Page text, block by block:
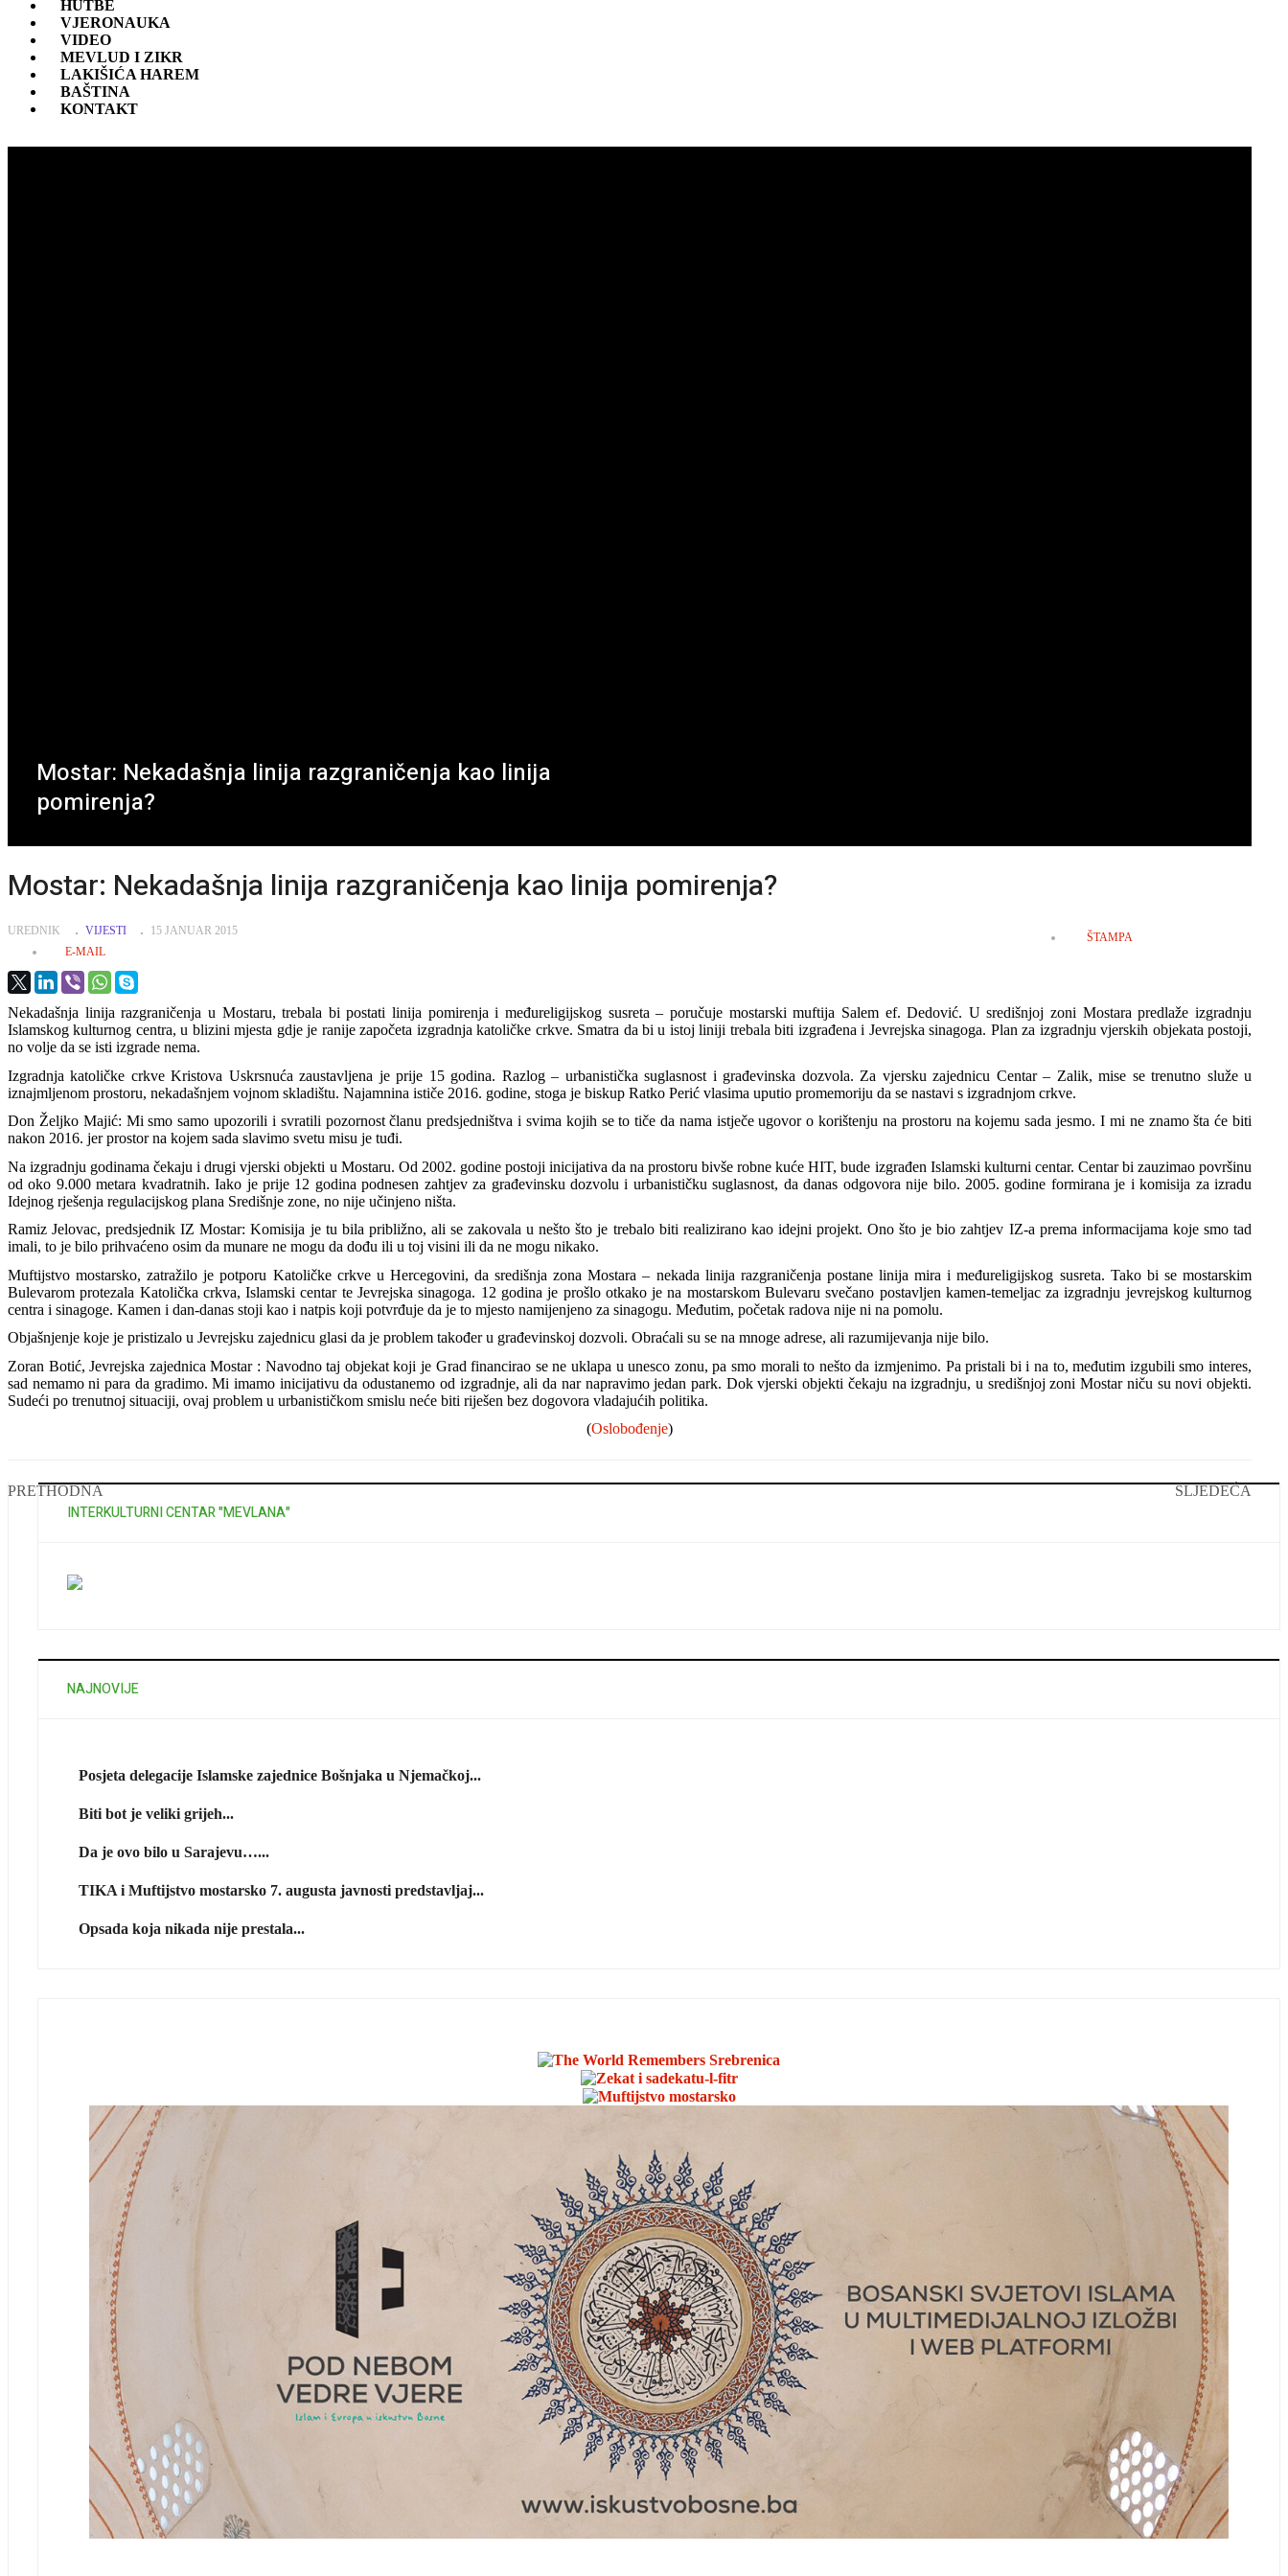
HUTBE
VJERONAUKA
VIDEO
MEVLUD I ZIKR
LAKIŠIĆA HAREM
BAŠTINA
KONTAKT
Mostar: Nekadašnja linija razgraničenja kao linija
pomirenja?
Mostar: Nekadašnja linija razgraničenja kao linija pomirenja?
UREDNIK VIJESTI 15 JANUAR 2015
ŠTAMPA
E-MAIL
Nekadašnja linija razgraničenja u Mostaru, trebala bi postati linija pomirenja i međureligijskog susreta – poručuje mostarski muftija Salem ef. Dedović. U središnjoj zoni Mostara predlaže izgradnju
Islamskog kulturnog centra, u blizini mjesta gdje je ranije započeta izgradnja katoličke crkve. Smatra da bi u istoj liniji trebala biti izgrađena i Jevrejska sinagoga. Plan za izgradnju vjerskih objekata postoji,
no volje da se isti izgrade nema.
Izgradnja katoličke crkve Kristova Uskrsnuća zaustavljena je prije 15 godina. Razlog – urbanistička suglasnost i građevinska dozvola. Za vjersku zajednicu Centar – Zalik, mise se trenutno služe u
iznajmljenom prostoru, nekadašnjem vojnom skladištu. Najamnina ističe 2016. godine, stoga je biskup Ratko Perić vlasima uputio promemoriju da se nastavi s izgradnjom crkve.
Don Željko Majić: Mi smo samo upozorili i svratili pozornost članu predsjedništva i svima kojih se to tiče da nama istječe ugovor o korištenju na prostoru na kojemu sada jesmo. I mi ne znamo šta će biti
nakon 2016. jer prostor na kojem sada slavimo svetu misu je tuđi.
Na izgradnju godinama čekaju i drugi vjerski objekti u Mostaru. Od 2002. godine postoji inicijativa da na prostoru bivše robne kuće HIT, bude izgrađen Islamski kulturni centar. Centar bi zauzimao površinu
od oko 9.000 metara kvadratnih. Iako je prije 12 godina podnesen zahtjev za građevinsku dozvolu i urbanističku suglasnost, da danas odgovora nije bilo. 2005. godine formirana je i komisija za izradu
Idejnog rješenja regulacijskog plana Središnje zone, no nije učinjeno ništa.
Ramiz Jelovac, predsjednik IZ Mostar: Komisija je tu bila približno, ali se zakovala u nešto što je trebalo biti realizirano kao idejni projekt. Ono što je bio zahtjev IZ-a prema informacijama koje smo tad
imali, to je bilo prihvaćeno osim da munare ne mogu da dođu ili u toj visini ili da ne mogu nikako.
Muftijstvo mostarsko, zatražilo je potporu Katoličke crkve u Hercegovini, da središnja zona Mostara – nekada linija razgraničenja postane linija mira i međureligijskog susreta. Tako bi se mostarskim
Bulevarom protezala Katolička crkva, Islamski centar te Jevrejska sinagoga. 12 godina je prošlo otkako je na mostarskom Bulevaru svečano postavljen kamen-temeljac za izgradnju jevrejskog kulturnog
centra i sinagoge. Kamen i dan-danas stoji kao i natpis koji potvrđuje da je to mjesto namijenjeno za sinagogu. Međutim, početak radova nije ni na pomolu.
Objašnjenje koje je pristizalo u Jevrejsku zajednicu glasi da je problem također u građevinskoj dozvoli. Obraćali su se na mnoge adrese, ali razumijevanja nije bilo.
Zoran Botić, Jevrejska zajednica Mostar : Navodno taj objekat koji je Grad financirao se ne uklapa u unesco zonu, pa smo morali to nešto da izmjenimo. Pa pristali bi i na to, međutim izgubili smo interes,
sad nemamo ni para da gradimo. Mi imamo inicijativu da odustanemo od izgradnje, ali da nar napravimo jedan park. Dok vjerski objekti čekaju na izgradnju, u središnjoj zoni Mostar niču su novi objekti.
Sudeći po trenutnoj situaciji, ovaj problem u urbanističkom smislu neće biti riješen bez dogovora vladajućih politika.
(Oslobođenje)
PRETHODNA SLJEDEĆA
INTERKULTURNI CENTAR "MEVLANA"
NAJNOVIJE
Posjeta delegacije Islamske zajednice Bošnjaka u Njemačkoj...
Biti bot je veliki grijeh...
Da je ovo bilo u Sarajevu…...
TIKA i Muftijstvo mostarsko 7. augusta javnosti predstavljaj...
Opsada koja nikada nije prestala...